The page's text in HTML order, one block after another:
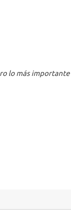
lo más